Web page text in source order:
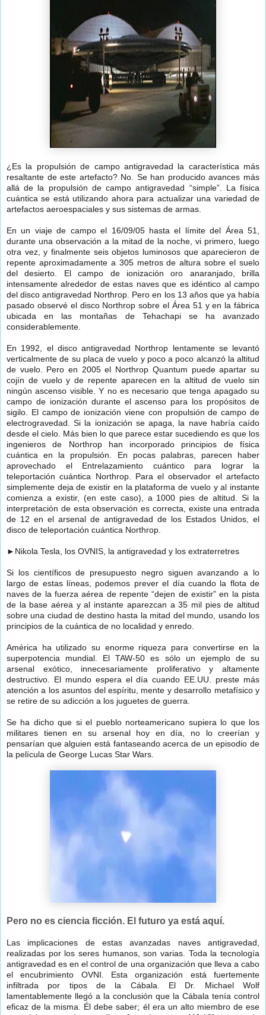
¿Es la propulsión de campo antigravedad la característica más
resaltante de este artefacto? No. Se han producido avances más
allá de la propulsión de campo antigravedad “simple”. La física
cuántica se está utilizando ahora para actualizar una variedad de
artefactos aeroespaciales y sus sistemas de armas.
En un viaje de campo el 16/09/05 hasta el límite del Área 51,
durante una observación a la mitad de la noche, vi primero, luego
otra vez, y finalmente seis objetos luminosos que aparecieron de
repente aproximadamente a 305 metros de altura sobre el suelo
del desierto. El campo de ionización oro anaranjado, brilla
intensamente alrededor de estas naves que es idéntico al campo
del disco antigravedad Northrop. Pero en los 13 años que ya había
pasado observé el disco Northrop sobre el Área 51 y en la fábrica
ubicada en las montañas de Tehachapi se ha avanzado
considerablemente.
En 1992, el disco antigravedad Northrop lentamente se levantó
verticalmente de su placa de vuelo y poco a poco alcanzó la altitud
de vuelo. Pero en 2005 el Northrop Quantum puede apartar su
cojín de vuelo y de repente aparecen en la altitud de vuelo sin
ningún ascenso visible. Y no es necesario que tenga apagado su
campo de ionización durante el ascenso para los propósitos de
sigilo. El campo de ionización viene con propulsión de campo de
electrogravedad. Si la ionización se apaga, la nave habría caído
desde el cielo. Más bien lo que parece estar sucediendo es que los
ingenieros de Northrop han incorporado principios de física
cuántica en la propulsión. En pocas palabras, parecen haber
aprovechado el Entrelazamiento cuántico para lograr la
teleportación cuántica Northrop. Para el observador el artefacto
simplemente deja de existir en la plataforma de vuelo y al instante
comienza a existir, (en este caso), a 1000 pies de altitud. Si la
interpretación de esta observación es correcta, existe una entrada
de 12 en el arsenal de antigravedad de los Estados Unidos, el
disco de teleportación cuántica Northrop.
► Nikola Tesla, los OVNIS, la antigravedad y los extraterretres
Si los científicos de presupuesto negro siguen avanzando a lo
largo de estas líneas, podemos prever el día cuando la flota de
naves de la fuerza aérea de repente “dejen de existir” en la pista
de la base aérea y al instante aparezcan a 35 mil pies de altitud
sobre una ciudad de destino hasta la mitad del mundo, usando los
principios de la cuántica de no localidad y enredo.
América ha utilizado su enorme riqueza para convertirse en la
superpotencia mundial. El TAW-50 es sólo un ejemplo de su
arsenal exótico, innecesariamente proliferativo y altamente
destructivo. El mundo espera el día cuando EE.UU. preste más
atención a los asuntos del espíritu, mente y desarrollo metafísico y
se retire de su adicción a los juguetes de guerra.
Se ha dicho que si el pueblo norteamericano supiera lo que los
militares tienen en su arsenal hoy en día, no lo creerían y
pensarían que alguien está fantaseando acerca de un episodio de
la película de George Lucas Star Wars.
Pero no es ciencia ficción. El futuro ya está aquí.
Las implicaciones de estas avanzadas naves antigravedad,
realizadas por los seres humanos, son varias. Toda la tecnología
antigravedad es en el control de una organización que lleva a cabo
el encubrimiento OVNI. Esta organización está fuertemente
infiltrada por tipos de la Cábala. El Dr. Michael Wolf
lamentablemente llegó a la conclusión que la Cábala tenía control
eficaz de la misma. Él debe saber; él era un alto miembro de ese